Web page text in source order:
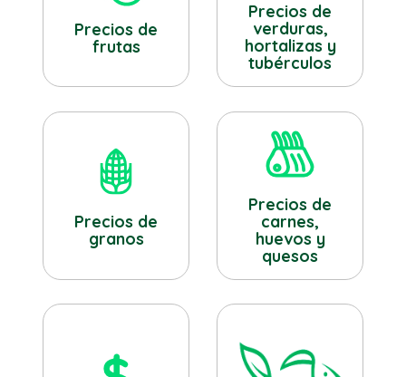
Precios de
frutas
Precios de
verduras,
hortalizas y
tubérculos
Precios de
granos
Precios de
carnes,
huevos y
quesos